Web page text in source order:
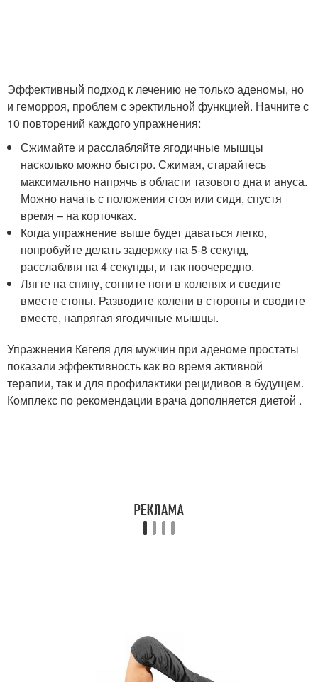
Эффективный подход к лечению не только аденомы, но
и геморроя, проблем с эректильной функцией. Начните с
10 повторений каждого упражнения:
Сжимайте и расслабляйте ягодичные мышцы
насколько можно быстро. Сжимая, старайтесь
максимально напрячь в области тазового дна и ануса.
Можно начать с положения стоя или сидя, спустя
время – на корточках.
Когда упражнение выше будет даваться легко,
попробуйте делать задержку на 5-8 секунд,
расслабляя на 4 секунды, и так поочередно.
Лягте на спину, согните ноги в коленях и сведите
вместе стопы. Разводите колени в стороны и сводите
вместе, напрягая ягодичные мышцы.
Упражнения Кегеля для мужчин при аденоме простаты
показали эффективность как во время активной
терапии, так и для профилактики рецидивов в будущем.
Комплекс по рекомендации врача дополняется диетой .